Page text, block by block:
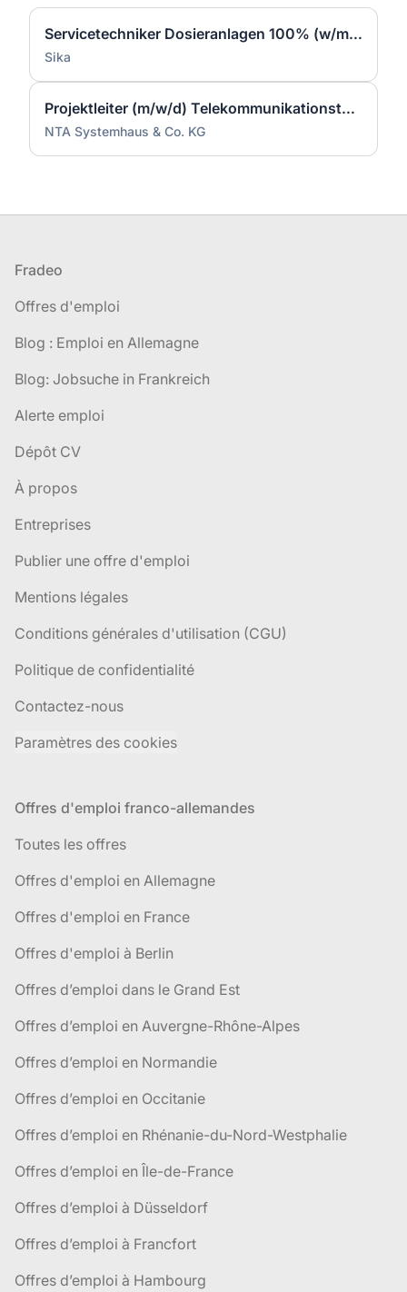
Servicetechniker Dosieranlagen 100% (w/m/d)
Sika
Projektleiter (m/w/d) Telekommunikationstechnik
NTA Systemhaus & Co. KG
Pied de page
Fradeo
Offres d'emploi
Blog : Emploi en Allemagne
Blog: Jobsuche in Frankreich
Alerte emploi
Dépôt CV
À propos
Entreprises
Publier une offre d'emploi
Mentions légales
Conditions générales d'utilisation (CGU)
Politique de confidentialité
Contactez-nous
Paramètres des cookies
Offres d'emploi franco-allemandes
Toutes les offres
Offres d'emploi en Allemagne
Offres d'emploi en France
Offres d'emploi à Berlin
Offres d’emploi dans le Grand Est
Offres d’emploi en Auvergne-Rhône-Alpes
Offres d’emploi en Normandie
Offres d’emploi en Occitanie
Offres d’emploi en Rhénanie-du-Nord-Westphalie
Offres d’emploi en Île-de-France
Offres d’emploi à Düsseldorf
Offres d’emploi à Francfort
Offres d’emploi à Hambourg